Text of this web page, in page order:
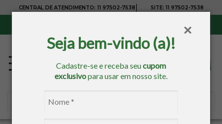
Seja bem-vindo (a)!
Cadastre-se e receba seucupom
exclusivopara usar em nosso site.
CENTRAL DE ATENDIMENTO: 11 97502-7538 SITE: 11 97502-7538